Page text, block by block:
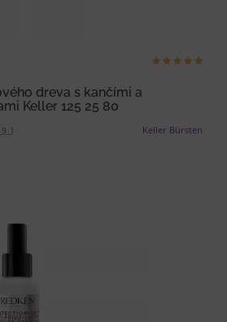
dreva s kančími a
Keller 125 25 80
Keller Bürsten
)